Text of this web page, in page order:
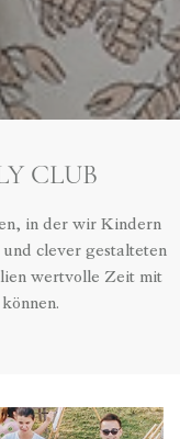
CLUB
in der wir Kindern
clever gestalteten
wertvolle Zeit mit